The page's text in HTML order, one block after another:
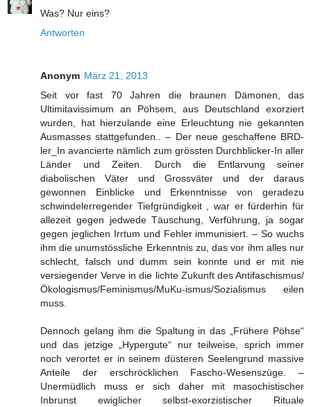
Was? Nur eins?
Antworten
Anonym März 21, 2013
Seit vor fast 70 Jahren die braunen Dämonen, das
Ultimitavissimum an Pöhsem, aus Deutschland exorziert
wurden, hat hierzulande eine Erleuchtung nie gekannten
Ausmasses stattgefunden.. – Der neue geschaffene BRD-
ler_In avancierte nämlich zum grössten Durchblicker-In aller
Länder und Zeiten. Durch die Entlarvung seiner
diabolischen Väter und Grossväter und der daraus
gewonnen Einblicke und Erkenntnisse von geradezu
schwindelerregender Tiefgründigkeit , war er fürderhin für
allezeit gegen jedwede Täuschung, Verführung, ja sogar
gegen jeglichen Irrtum und Fehler immunisiert. – So wuchs
ihm die unumstössliche Erkenntnis zu, das vor ihm alles nur
schlecht, falsch und dumm sein konnte und er mit nie
versiegender Verve in die lichte Zukunft des Antifaschismus/
Ökologismus/Feminismus/MuKu-ismus/Sozialismus eilen
muss.
Dennoch gelang ihm die Spaltung in das „Frühere Pöhse“
und das jetzige „Hypergute“ nur teilweise, sprich immer
noch verortet er in seinem düsteren Seelengrund massive
Anteile der erschröcklichen Fascho-Wesenszüge. –
Unermüdlich muss er sich daher mit masochistischer
Inbrunst ewiglicher selbst-exorzistischer Rituale